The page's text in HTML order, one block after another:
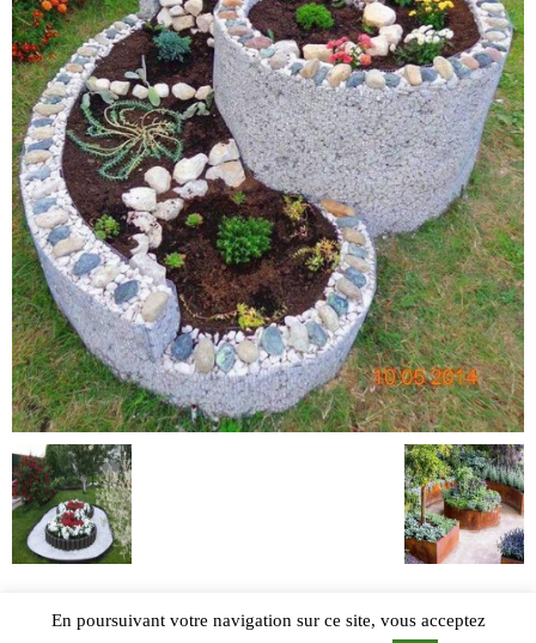
En poursuivant votre navigation sur ce site, vous acceptez